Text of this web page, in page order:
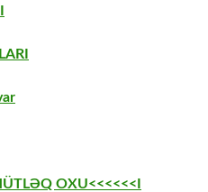
OXU<<<<<<I